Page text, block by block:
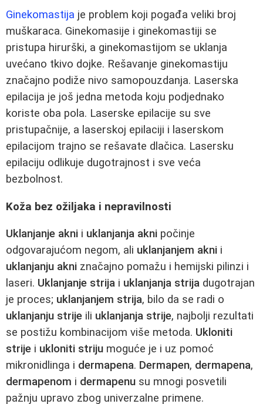
Ginekomastija je problem koji pogađa veliki broj
muškaraca. Ginekomasije i ginekomastiji se
pristupa hirurški, a ginekomastijom se uklanja
uvećano tkivo dojke. Rešavanje ginekomastiju
značajno podiže nivo samopouzdanja. Laserska
epilacija je još jedna metoda koju podjednako
koriste oba pola. Laserske epilacije su sve
pristupačnije, a laserskoj epilaciji i laserskom
epilacijom trajno se rešavate dlačica. Lasersku
epilaciju odlikuje dugotrajnost i sve veća
bezbolnost.
Koža bez ožiljaka i nepravilnosti
Uklanjanje akni i uklanjanja akni počinje
odgovarajućom negom, ali uklanjanjem akni i
uklanjanju akni značajno pomažu i hemijski pilinzi i
laseri. Uklanjanje strija i uklanjanja strija dugotrajan
je proces; uklanjanjem strija, bilo da se radi o
uklanjanju strije ili uklanjanja strije, najbolji rezultati
se postižu kombinacijom više metoda. Ukloniti
strije i ukloniti striju moguće je i uz pomoć
mikronidlinga i dermapena. Dermapen, dermapena,
dermapenom i dermapenu su mnogi posvetili
pažnju upravo zbog univerzalne primene.